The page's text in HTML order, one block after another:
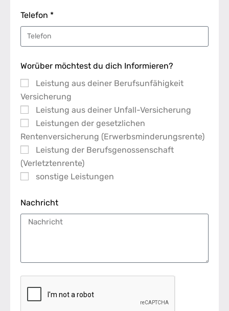
Telefon *
Worüber möchtest du dich Informieren?
Leistung aus deiner Berufsunfähigkeit
Versicherung
Leistung aus deiner Unfall-Versicherung
Leistungen der gesetzlichen
Rentenversicherung (Erwerbsminderungsrente)
Leistung der Berufsgenossenschaft
(Verletztenrente)
sonstige Leistungen
Nachricht